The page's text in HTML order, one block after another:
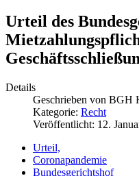
Urteil des
Details
Geschrieben von BGH
Kategorie: Recht
Veröffentlicht: 12.
Urteil,
Coronapandemie
Bundesgerichtshof